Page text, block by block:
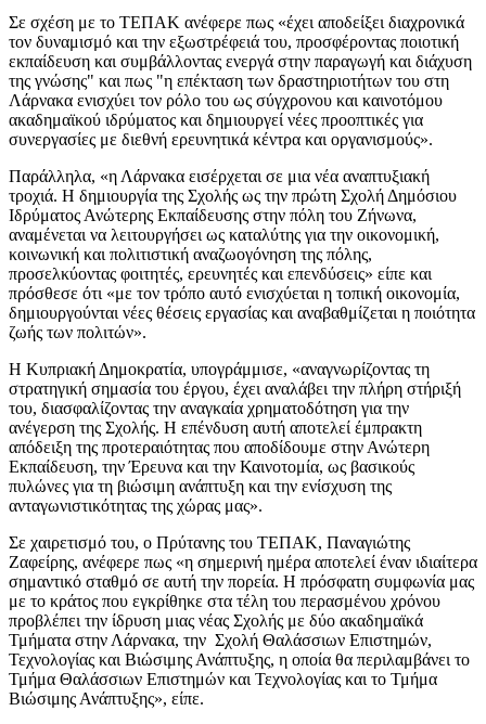
Σε σχέση με το ΤΕΠΑΚ ανέφερε πως «έχει αποδείξει διαχρονικά
τον δυναμισμό και την εξωστρέφειά του, προσφέροντας ποιοτική
εκπαίδευση και συμβάλλοντας ενεργά στην παραγωγή και διάχυση
της γνώσης" και πως "η επέκταση των δραστηριοτήτων του στη
Λάρνακα ενισχύει τον ρόλο του ως σύγχρονου και καινοτόμου
ακαδημαϊκού ιδρύματος και δημιουργεί νέες προοπτικές για
συνεργασίες με διεθνή ερευνητικά κέντρα και οργανισμούς».
Παράλληλα, «η Λάρνακα εισέρχεται σε μια νέα αναπτυξιακή
τροχιά. Η δημιουργία της Σχολής ως την πρώτη Σχολή Δημόσιου
Ιδρύματος Ανώτερης Εκπαίδευσης στην πόλη του Ζήνωνα,
αναμένεται να λειτουργήσει ως καταλύτης για την οικονομική,
κοινωνική και πολιτιστική αναζωογόνηση της πόλης,
προσελκύοντας φοιτητές, ερευνητές και επενδύσεις» είπε και
πρόσθεσε ότι «με τον τρόπο αυτό ενισχύεται η τοπική οικονομία,
δημιουργούνται νέες θέσεις εργασίας και αναβαθμίζεται η ποιότητα
ζωής των πολιτών».
Η Κυπριακή Δημοκρατία, υπογράμμισε, «αναγνωρίζοντας τη
στρατηγική σημασία του έργου, έχει αναλάβει την πλήρη στήριξή
του, διασφαλίζοντας την αναγκαία χρηματοδότηση για την
ανέγερση της Σχολής. Η επένδυση αυτή αποτελεί έμπρακτη
απόδειξη της προτεραιότητας που αποδίδουμε στην Ανώτερη
Εκπαίδευση, την Έρευνα και την Καινοτομία, ως βασικούς
πυλώνες για τη βιώσιμη ανάπτυξη και την ενίσχυση της
ανταγωνιστικότητας της χώρας μας».
Σε χαιρετισμό του, ο Πρύτανης του ΤΕΠΑΚ, Παναγιώτης
Ζαφείρης, ανέφερε πως «η σημερινή ημέρα αποτελεί έναν ιδιαίτερα
σημαντικό σταθμό σε αυτή την πορεία. Η πρόσφατη συμφωνία μας
με το κράτος που εγκρίθηκε στα τέλη του περασμένου χρόνου
προβλέπει την ίδρυση μιας νέας Σχολής με δύο ακαδημαϊκά
Τμήματα στην Λάρνακα, την Σχολή Θαλάσσιων Επιστημών,
Τεχνολογίας και Βιώσιμης Ανάπτυξης, η οποία θα περιλαμβάνει το
Τμήμα Θαλάσσιων Επιστημών και Τεχνολογίας και το Τμήμα
Βιώσιμης Ανάπτυξης», είπε.